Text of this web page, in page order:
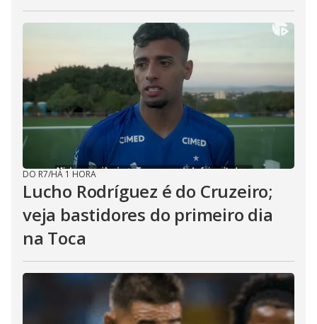
DO R7/HÁ 1 HORA
Lucho Rodríguez é do Cruzeiro;
veja bastidores do primeiro dia
na Toca